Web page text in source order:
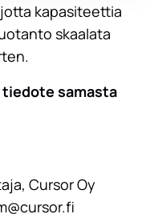
kapasiteettia
skaalata
tiedote samasta
Cursor Oy